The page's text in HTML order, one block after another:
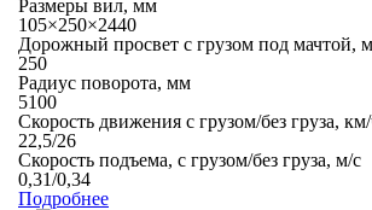
Размеры вил, мм
105×250×2440
Дорожный просвет с грузом под мачтой,
250
Радиус поворота, мм
5100
Скорость движения с грузом/без груза,
22,5/26
Скорость подъема, с грузом/без груза, м/с
0,31/0,34
Подробнее